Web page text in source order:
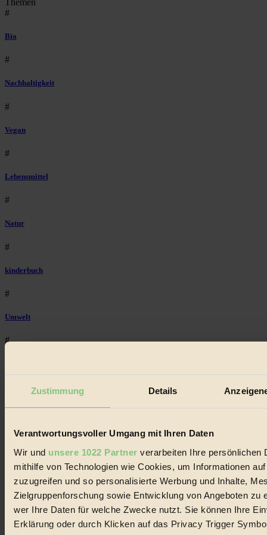
Zustimmung Details
Verantwortungsvoller Umgang mit Ihren Daten
Wir und unsere 1022 Partner verarbeiten Ihre persönlichen
mithilfe von Technologien wie Cookies, um Informationen
zuzugreifen und so personalisierte Werbung und Inhalte,
Zielgruppenforschung sowie Entwicklung von Angeboten zu
wer Ihre Daten für welche Zwecke nutzt. Sie können Ihre
Erklärung oder durch Klicken auf das Privacy Trigger
#
Bio
#
Nachhaltigkeit
#
Vegan
#
Lebensmittel
#
Natur
#
kinderbuch
#
Umwelt
#
nachhaltig
Landwirtschaft